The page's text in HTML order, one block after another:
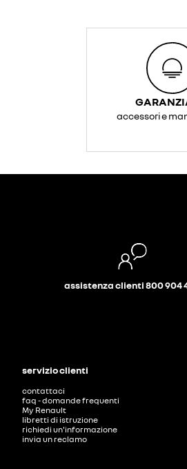
accessori e
assistenza clienti 800 904
servizio clienti
contattaci
faq - domande frequenti
My Renault
libretti di istruzione
richiedi un'informazione
invia un reclamo